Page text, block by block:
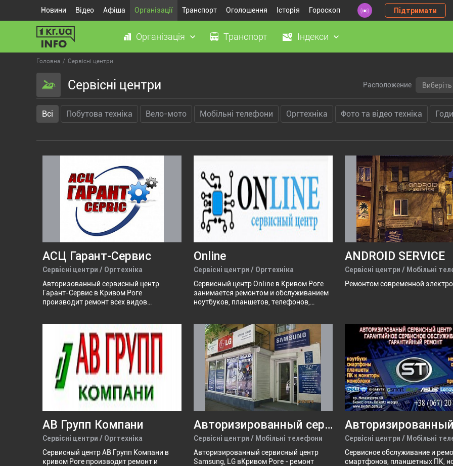
Новини Відео Афіша Організації Транспорт Оголошення Історія Гороскоп Підтримати
Організація Транспорт Індекси
Головна Сервісні центри
Сервісні центри Расположение Виберіть
Всі Побутова техніка Вело-мото Мобільні телефони Оргтехніка Фото та відео техніка
АСЦ Гарант-Сервис
Сервісні центри / Оргтехніка
Авторизованный сервисный центр
Гарант-Сервис в Кривом Роге
производит ремонт всех видов
фотоаппараты, струйные принтера и
установка СНПЧ. Модификация и
апгрейд старых ноутбуков и
Персональных Компьютеров.
Профилактика, замена термопасты.
Online
Сервісні центри / Оргтехніка
Сервисный центр Online в Кривом Роге
занимается ремонтом и обслуживанием
ноутбуков, планшетов, телефонов,
ANDROID SERVICE
Сервісні центри / Мобільні
Ремонтом современной
АВ Групп Компани
Сервісні центри / Оргтехніка
Сервисный центр АВ Групп Компани в
кривом Роге производит ремонт и
Авторизированный сервисный центр Sаmsung, LG
Сервісні центри / Мобільні телефони
Авторизированный сервисный центр
Sаmsung, LG вКривом Роге - ремонт
Сервісні центри / Мобільні
Сервисное обслуживание и
смартфонов, планшетных ПК,